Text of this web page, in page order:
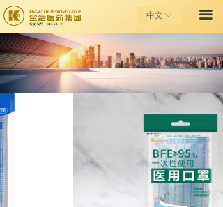
끀
首页
走进金活
金活健康之家
投资者关系
ꀅ
中文